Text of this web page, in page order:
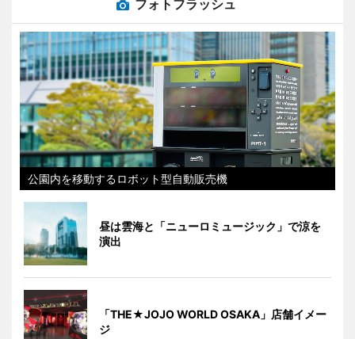
フォトフラッシュ
公園内を移動するロボット型自動販売機
昼は雲海と「ニューロミュージック」で涼を
演出
「THE★JOJO WORLD OSAKA」店舗イメー
ジ